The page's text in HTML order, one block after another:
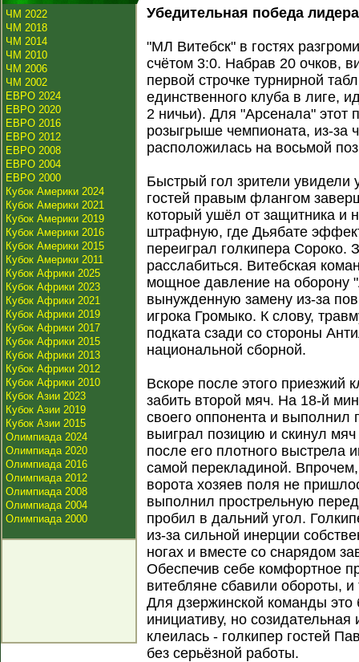
ЧМ 2022
ЧМ 2018
ЧМ 2014
ЧМ 2010
ЧМ 2006
ЧМ 2002
ЕВРО 2024
ЕВРО 2020
ЕВРО 2016
ЕВРО 2012
ЕВРО 2008
ЕВРО 2004
ЕВРО 2000
Кубок Америки 2024
Кубок Америки 2021
Кубок Америки 2019
Кубок Америки 2016
Кубок Америки 2015
Кубок Америки 2011
Кубок Африки 2025
Кубок Африки 2023
Кубок Африки 2021
Кубок Африки 2019
Кубок Африки 2017
Кубок Африки 2015
Кубок Африки 2013
Кубок Африки 2012
Кубок Африки 2010
Кубок Азии 2023
Кубок Азии 2019
Кубок Азии 2015
Олимпиада 2024
Олимпиада 2020
Олимпиада 2016
Олимпиада 2012
Олимпиада 2008
Олимпиада 2004
Олимпиада 2000
Убедительная победа лидера
"МЛ Витебск" в гостях
счётом 3:0. Набрав 20 очков,
первой строчке турнирной
единственного клуба в лиге,
2 ничьи). Для "Арсенала"
розыгрыше чемпионата, из-за
расположилась на восьмой
Быстрый гол зрители увидели
гостей правым флангом
который ушёл от защитника и
штрафную, где Дьябате
переиграл голкипера Сороко.
расслабиться. Витебская
мощное давление на оборону
вынужденную замену из-за
игрока Громыко. К слову,
подката сзади со стороны
национальной сборной.
Вскоре после этого приезжий
забить второй мяч. На 18-й
своего оппонента и
выиграл позицию и скинул
после его плотного выстрела
самой перекладиной.
ворота хозяев поля не
выполнил прострельную
пробил в дальний угол.
из-за сильной инерции
ногах и вместе со снарядом
Обеспечив себе комфортное
витебляне сбавили обороты,
Для дзержинской команды
инициативу, но
клеилась - голкипер гостей
без серьёзной работы.